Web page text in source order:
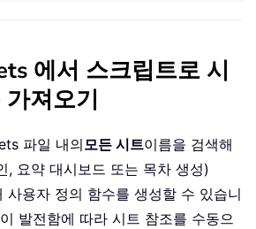
에서 스크립트로 시
져오기
파일 내의모든 시트이름을 검색해
, 요약 대시보드 또는 목차 생성)
용자 정의 함수를 생성할 수 있습니
발전함에 따라 시트 참조를 수동으